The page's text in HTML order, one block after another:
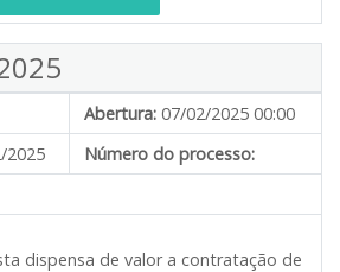
Abertura: 07/02/2025 00:00
2025
Número do processo:
dispensa de valor a contratação de